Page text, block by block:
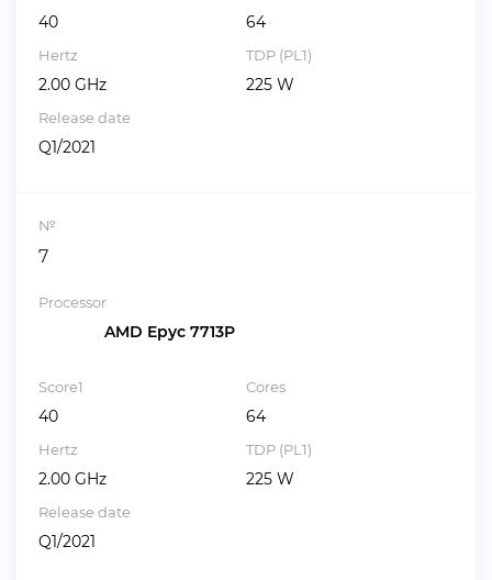
40 64
Hertz
2.00 GHz
TDP (PL1)
225 W
Release date
Q1/2021
№
7
Processor
AMD Epyc 7713P
Score1
40
Cores
64
Hertz
2.00 GHz
TDP (PL1)
225 W
Release date
Q1/2021